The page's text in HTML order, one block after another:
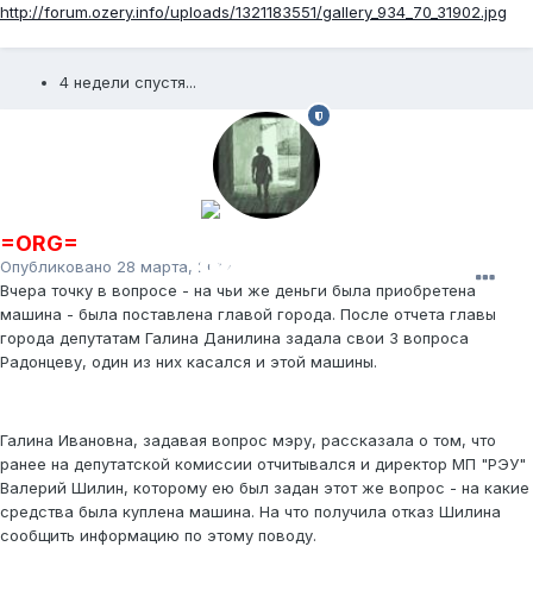
http://forum.ozery.info/uploads/1321183551/gallery_934_70_31902.jpg
4 недели спустя...
=ORG=
Опубликовано 28 марта, 2012
Вчера точку в вопросе - на чьи же деньги была приобретена
машина - была поставлена главой города. После отчета главы
города депутатам Галина Данилина задала свои 3 вопроса
Радонцеву, один из них касался и этой машины.
Галина Ивановна, задавая вопрос мэру, рассказала о том, что
ранее на депутатской комиссии отчитывался и директор МП "РЭУ"
Валерий Шилин, которому ею был задан этот же вопрос - на какие
средства была куплена машина. На что получила отказ Шилина
сообщить информацию по этому поводу.